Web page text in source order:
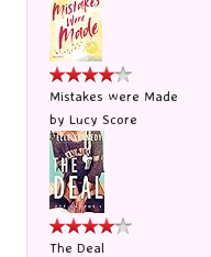
Mistakes were Made
by Lucy Score
The Deal